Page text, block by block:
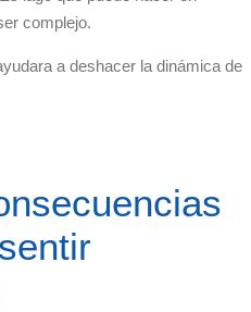
complejo.
a deshacer la dinámica de